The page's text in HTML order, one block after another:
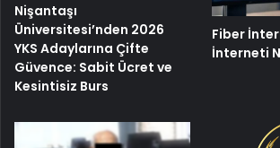
Nişantaşı
Üniversitesi’nden 2026
YKS Adaylarına Çifte
Güvence: Sabit Ücret ve
Kesintisiz Burs
Fiber
İnterneti